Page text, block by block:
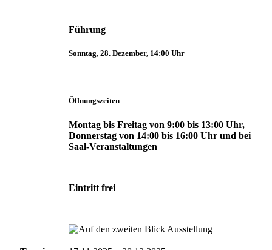
Führung
Sonntag, 28. Dezember, 14:00 Uhr
Öffnungszeiten
Montag bis Freitag von 9:00 bis 13:00 Uhr,
Donnerstag von 14:00 bis 16:00 Uhr und bei
Saal-Veranstaltungen
Eintritt frei